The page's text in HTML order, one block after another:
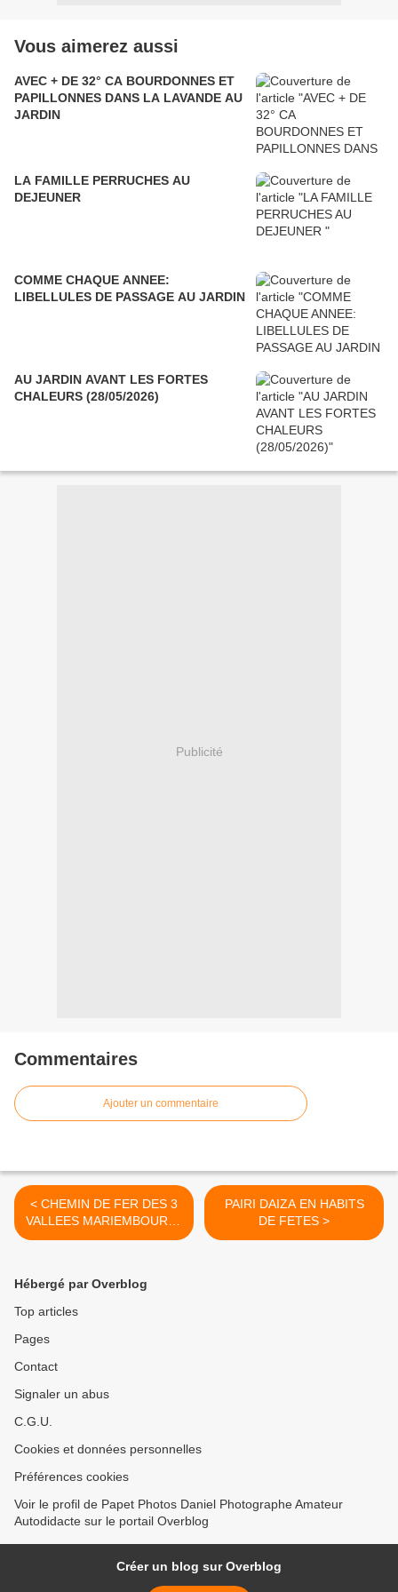
Vous aimerez aussi
AVEC + DE 32° CA BOURDONNES ET
PAPILLONNES DANS LA LAVANDE AU
JARDIN
LA FAMILLE PERRUCHES AU
DEJEUNER
COMME CHAQUE ANNEE:
LIBELLULES DE PASSAGE AU JARDIN
AU JARDIN AVANT LES FORTES
CHALEURS (28/05/2026)
Publicité
Commentaires
Ajouter un commentaire
< CHEMIN DE FER DES 3
VALLEES MARIEMBOURG-
TREIGNES ( déjà 52 ans
PAIRI DAIZA EN HABITS
DE FETES >
Hébergé par Overblog
Top articles
Pages
Contact
Signaler un abus
C.G.U.
Cookies et données personnelles
Préférences cookies
Voir le profil de Papet Photos Daniel Photographe Amateur
Autodidacte sur le portail Overblog
Créer un blog sur Overblog